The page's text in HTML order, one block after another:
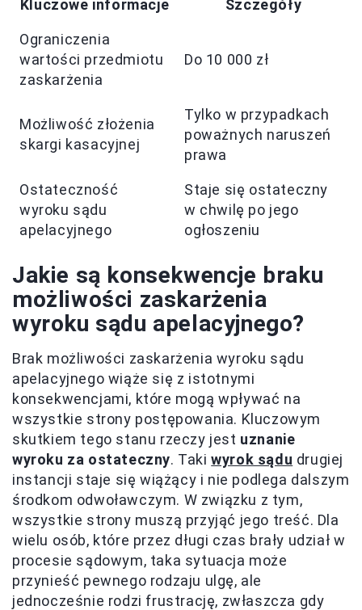
Kluczowe informacje Szczegóły
Ograniczenia
wartości przedmiotu
zaskarżenia
Do 10 000 zł
Możliwość złożenia
skargi kasacyjnej
Tylko w przypadkach
poważnych naruszeń
prawa
Ostateczność
wyroku sądu
apelacyjnego
Staje się ostateczny
w chwilę po jego
ogłoszeniu
Jakie są konsekwencje braku
możliwości zaskarżenia
wyroku sądu apelacyjnego?
Brak możliwości zaskarżenia wyroku sądu
apelacyjnego wiąże się z istotnymi
konsekwencjami, które mogą wpływać na
wszystkie strony postępowania. Kluczowym
skutkiem tego stanu rzeczy jest uznanie
wyroku za ostateczny. Takiwyrok sądu drugiej
instancji staje się wiążący i nie podlega dalszym
środkom odwoławczym. W związku z tym,
wszystkie strony muszą przyjąć jego treść. Dla
wielu osób, które przez długi czas brały udział w
procesie sądowym, taka sytuacja może
przynieść pewnego rodzaju ulgę, ale
jednocześnie rodzi frustrację, zwłaszcza gdy